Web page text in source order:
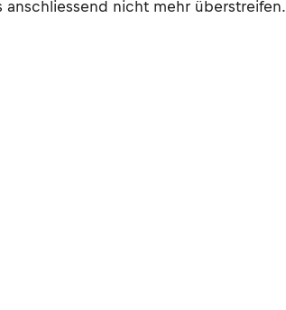
anschliessend nicht mehr überstreifen.